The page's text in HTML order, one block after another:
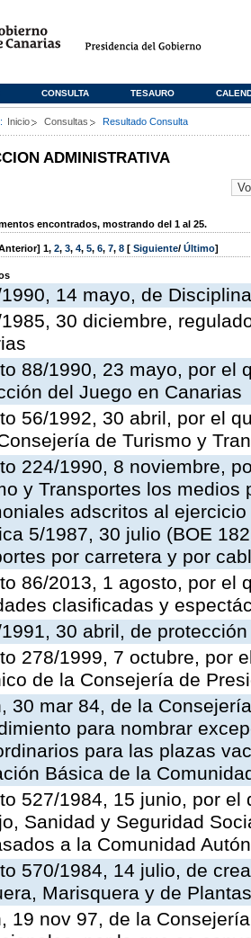
CONSULTA TESAURO
Inicio Consultas Resultado Consulta
ADMINISTRATIVA
encontrados, mostrando del 1 al 25.
1, 2, 3, 4, 5, 6, 7, 8 [ Siguiente/ Último]
14 mayo, de
30 diciembre,
88/1990, 23 mayo, por el
del Juego en Canarias
56/1992, 30 abril, por el
de Turismo y
224/1990, 8 noviembre,
y Transportes los
adscritos al
5/1987, 30 julio (BOE
por carretera y por
86/2013, 1 agosto, por el
clasificadas y
30 abril, de
278/1999, 7 octubre, por
de la Consejería de
30 mar 84, de la
para nombrar
para las plazas
Básica de la
527/1984, 15 junio, por
Sanidad y Seguridad
a la Comunidad
570/1984, 14 julio, de
Marisquera y de
19 nov 97, de la